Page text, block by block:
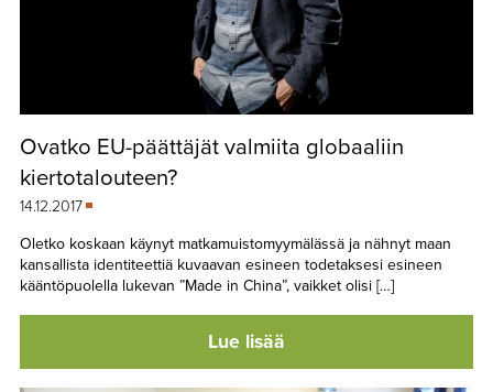
Ovatko EU-päättäjät valmiita globaaliin
kiertotalouteen?
14.12.2017
Oletko koskaan käynyt matkamuistomyymälässä ja nähnyt maan
kansallista identiteettiä kuvaavan esineen todetaksesi esineen
kääntöpuolella lukevan ”Made in China”, vaikket olisi […]
Lue lisää